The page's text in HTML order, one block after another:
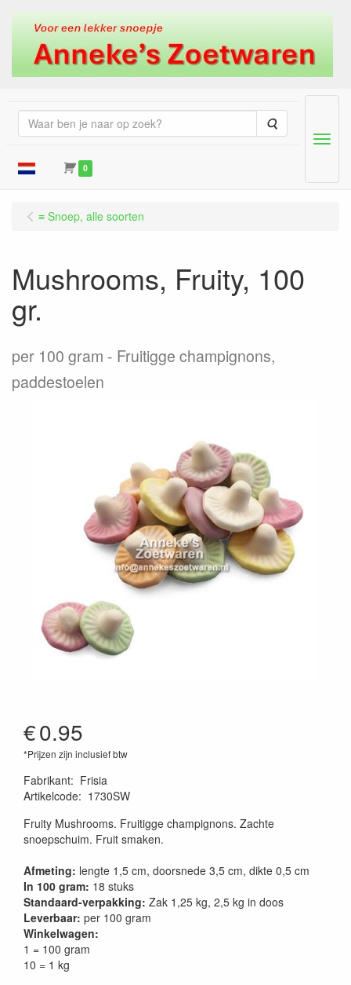
Zoeken
0
Menu
≡ Snoep, alle soorten
Mushrooms, Fruity, 100
gr.
per 100 gram
Fruitigge champignons,
paddestoelen
€0.95
*Prijzen zijn inclusief btw
Fabrikant: Frisia
Artikelcode: 1730SW
Fruity Mushrooms. Fruitigge champignons. Zachte
snoepschuim. Fruit smaken.
Afmeting: lengte 1,5 cm, doorsnede 3,5 cm, dikte 0,5 cm
In 100 gram: 18 stuks
Standaard-verpakking: Zak 1,25 kg, 2,5 kg in doos
Leverbaar: per 100 gram
Winkelwagen:
1 = 100 gram
10 = 1 kg